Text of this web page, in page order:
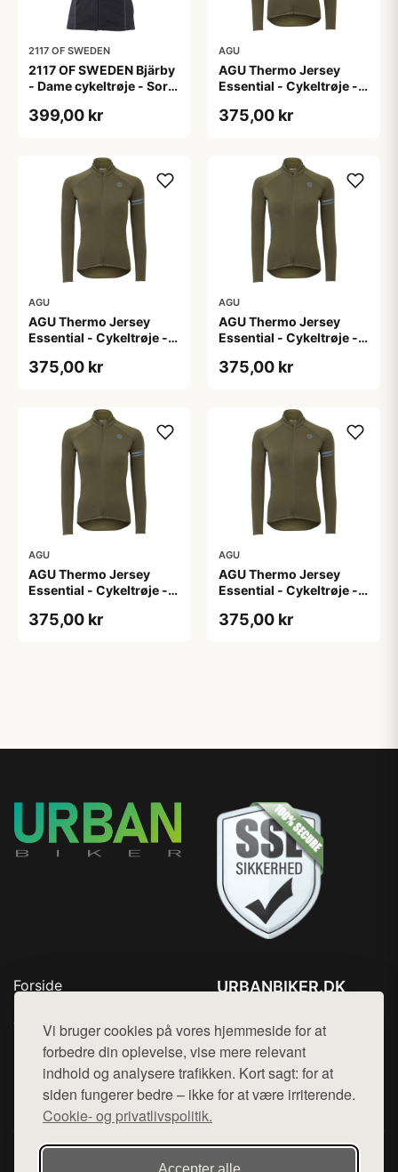
Vi bruger cookies på vores hjemmeside for at
forbedre din oplevelse, vise mere relevant
indhold og analysere trafikken. Kort sagt: for at
siden fungerer bedre – ikke for at være irriterende.
Cookie- og privatlivspolitik.
Accepter alle
2117 OF SWEDEN
2117 OF SWEDEN Bjärby
- Dame cykeltrøje - Sort
399,00 kr
AGU
AGU Thermo Jersey
Essential - Cykeltrøje -
L
375,00 kr
AGU
AGU Thermo Jersey
Essential - Cykeltrøje -
M
375,00 kr
AGU
AGU Thermo Jersey
Essential - Cykeltrøje -
S
375,00 kr
AGU
AGU Thermo Jersey
Essential - Cykeltrøje -
XL
375,00 kr
AGU
AGU Thermo Jersey
Essential - Cykeltrøje -
XXL
375,00 kr
Forside
Top Rabatter
Blog
Kontakt
URBANBIKER.DK
Mail: hej@want.dk
Cookie- og privatlivspolitik
Denne side er en del af want.dk, der udgiver en række